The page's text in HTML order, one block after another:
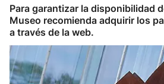
Para garantizar la disponibilidad
Museo recomienda adquirir los
a través de la web.